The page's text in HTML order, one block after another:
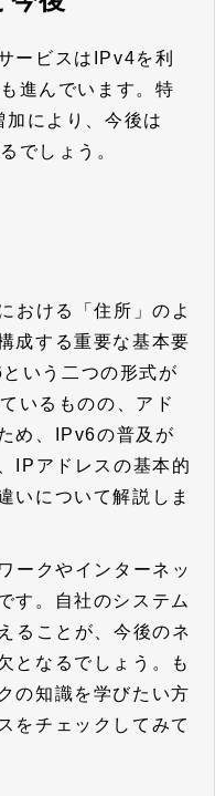
ービスはIPv4を利
進んでいます。特
により、今後は
でしょう。
おける「住所」のよ
成する重要な基本要
いう二つの形式が
いるものの、アド
め、IPv6の普及が
IPアドレスの基本的
いについて解説しま
ークやインターネッ
す。自社のシステム
ることが、今後のネ
となるでしょう。も
の知識を学びたい方
をチェックしてみて